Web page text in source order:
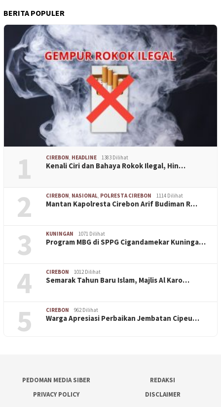
BERITA POPULER
1 CIREBON, HEADLINE 1383 Dilihat
Kenali Ciri dan Bahaya Rokok Ilegal, Hin…
2 CIREBON, NASIONAL, POLRESTA CIREBON 1114 Dilihat
Mantan Kapolresta Cirebon Arif Budiman R…
3 KUNINGAN 1071 Dilihat
Program MBG di SPPG Cigandamekar Kuninga…
4 CIREBON 1012 Dilihat
Semarak Tahun Baru Islam, Majlis Al Karo…
5 CIREBON 962 Dilihat
Warga Apresiasi Perbaikan Jembatan Cipeu…
PEDOMAN MEDIA SIBER
REDAKSI
PRIVACY POLICY
DISCLAIMER